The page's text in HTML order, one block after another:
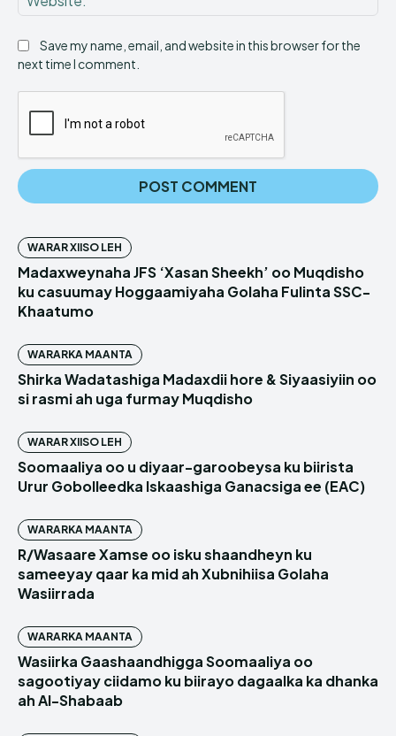
Save my name, email, and website in this browser for the
next time I comment.
WARAR XIISO LEH
Madaxweynaha JFS ‘Xasan Sheekh’ oo Muqdisho
ku casuumay Hoggaamiyaha Golaha Fulinta SSC-
Khaatumo
WARARKA MAANTA
Shirka Wadatashiga Madaxdii hore & Siyaasiyiin oo
si rasmi ah uga furmay Muqdisho
WARAR XIISO LEH
Soomaaliya oo u diyaar-garoobeysa ku biirista
Urur Gobolleedka Iskaashiga Ganacsiga ee (EAC)
WARARKA MAANTA
R/Wasaare Xamse oo isku shaandheyn ku
sameeyay qaar ka mid ah Xubnihiisa Golaha
Wasiirrada
WARARKA MAANTA
Wasiirka Gaashaandhigga Soomaaliya oo
sagootiyay ciidamo ku biirayo dagaalka ka dhanka
ah Al-Shabaab